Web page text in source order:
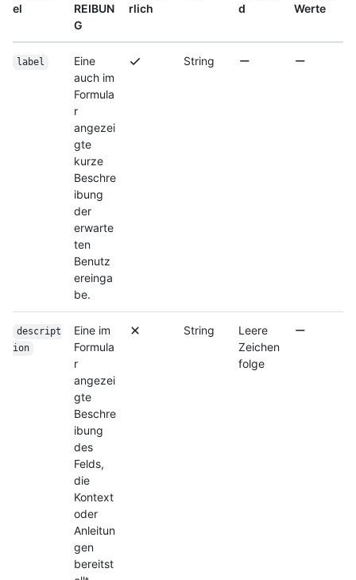
el
REIBUN
G
rlich
d
Werte
label
Eine
auch im
Formula
r
angezei
gte
kurze
Beschre
ibung
der
erwarte
ten
Benutz
ereinga
be.
String
descript
ion
Eine im
Formula
r
angezei
gte
Beschre
ibung
des
Felds,
die
Kontext
oder
Anleitun
gen
bereitst
String
Leere
Zeichen
folge